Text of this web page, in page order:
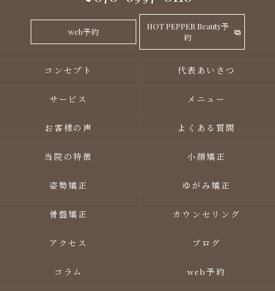
web予約
HOT PEPPER Beauty予
約
コンセプト 代表あいさつ
サービス メニュー
お客様の声 よくある質問
当院の特徴 小顔矯正
姿勢矯正 ゆがみ矯正
骨盤矯正 カウンセリング
アクセス ブログ
コラム web予約